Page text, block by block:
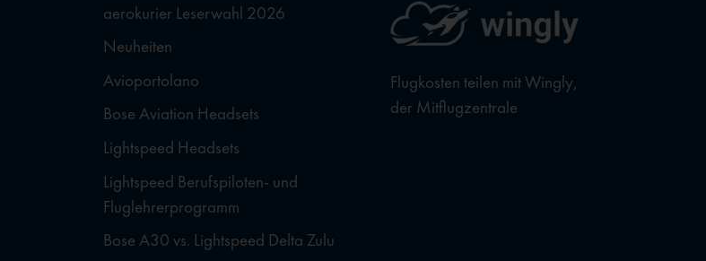
aerokurier Leserwahl 2026
Neuheiten
Avioportolano
Bose Aviation Headsets
Lightspeed Headsets
Lightspeed Berufspiloten- und
Fluglehrerprogramm
Bose A30 vs. Lightspeed Delta Zulu
Flugkosten teilen mit Wingly,
der Mitflugzentrale